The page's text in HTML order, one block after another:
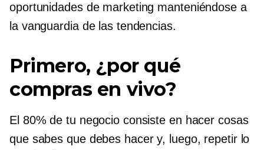
oportunidades de marketing manteniéndose a
la vanguardia de las tendencias.
Primero, ¿por qué
compras en vivo?
El 80% de tu negocio consiste en hacer cosas
que sabes que debes hacer y, luego, repetir lo